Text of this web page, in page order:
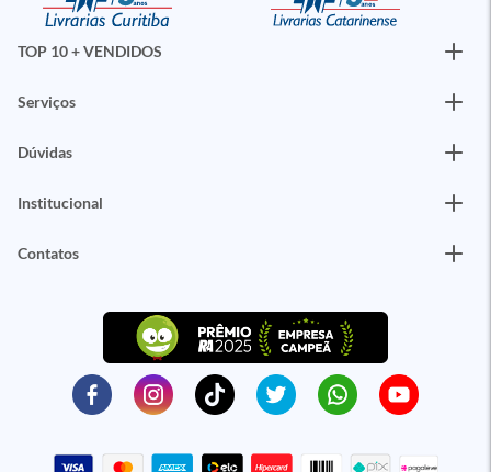
TOP 10 + VENDIDOS
Serviços
Dúvidas
Institucional
Contatos